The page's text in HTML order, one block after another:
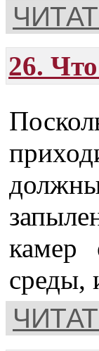
26.
камер
среды,